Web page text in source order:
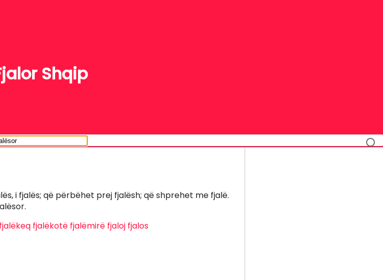
Shqip
i fjalës; që përbëhet prej fjalësh; që shprehet me fjalë.
fjalëkeq fjalëkotë fjalëmirë fjaloj fjalos